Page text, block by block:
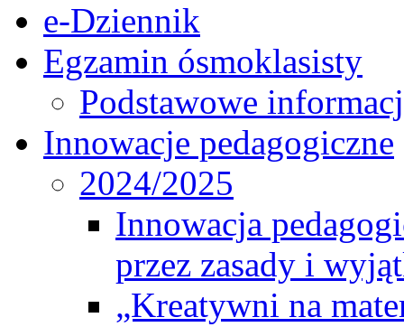
e-Dziennik
Egzamin ósmoklasisty
Podstawowe
Innowacje pedagogiczne
2024/2025
Innowacja
przez zasady i
„Kreatywni na